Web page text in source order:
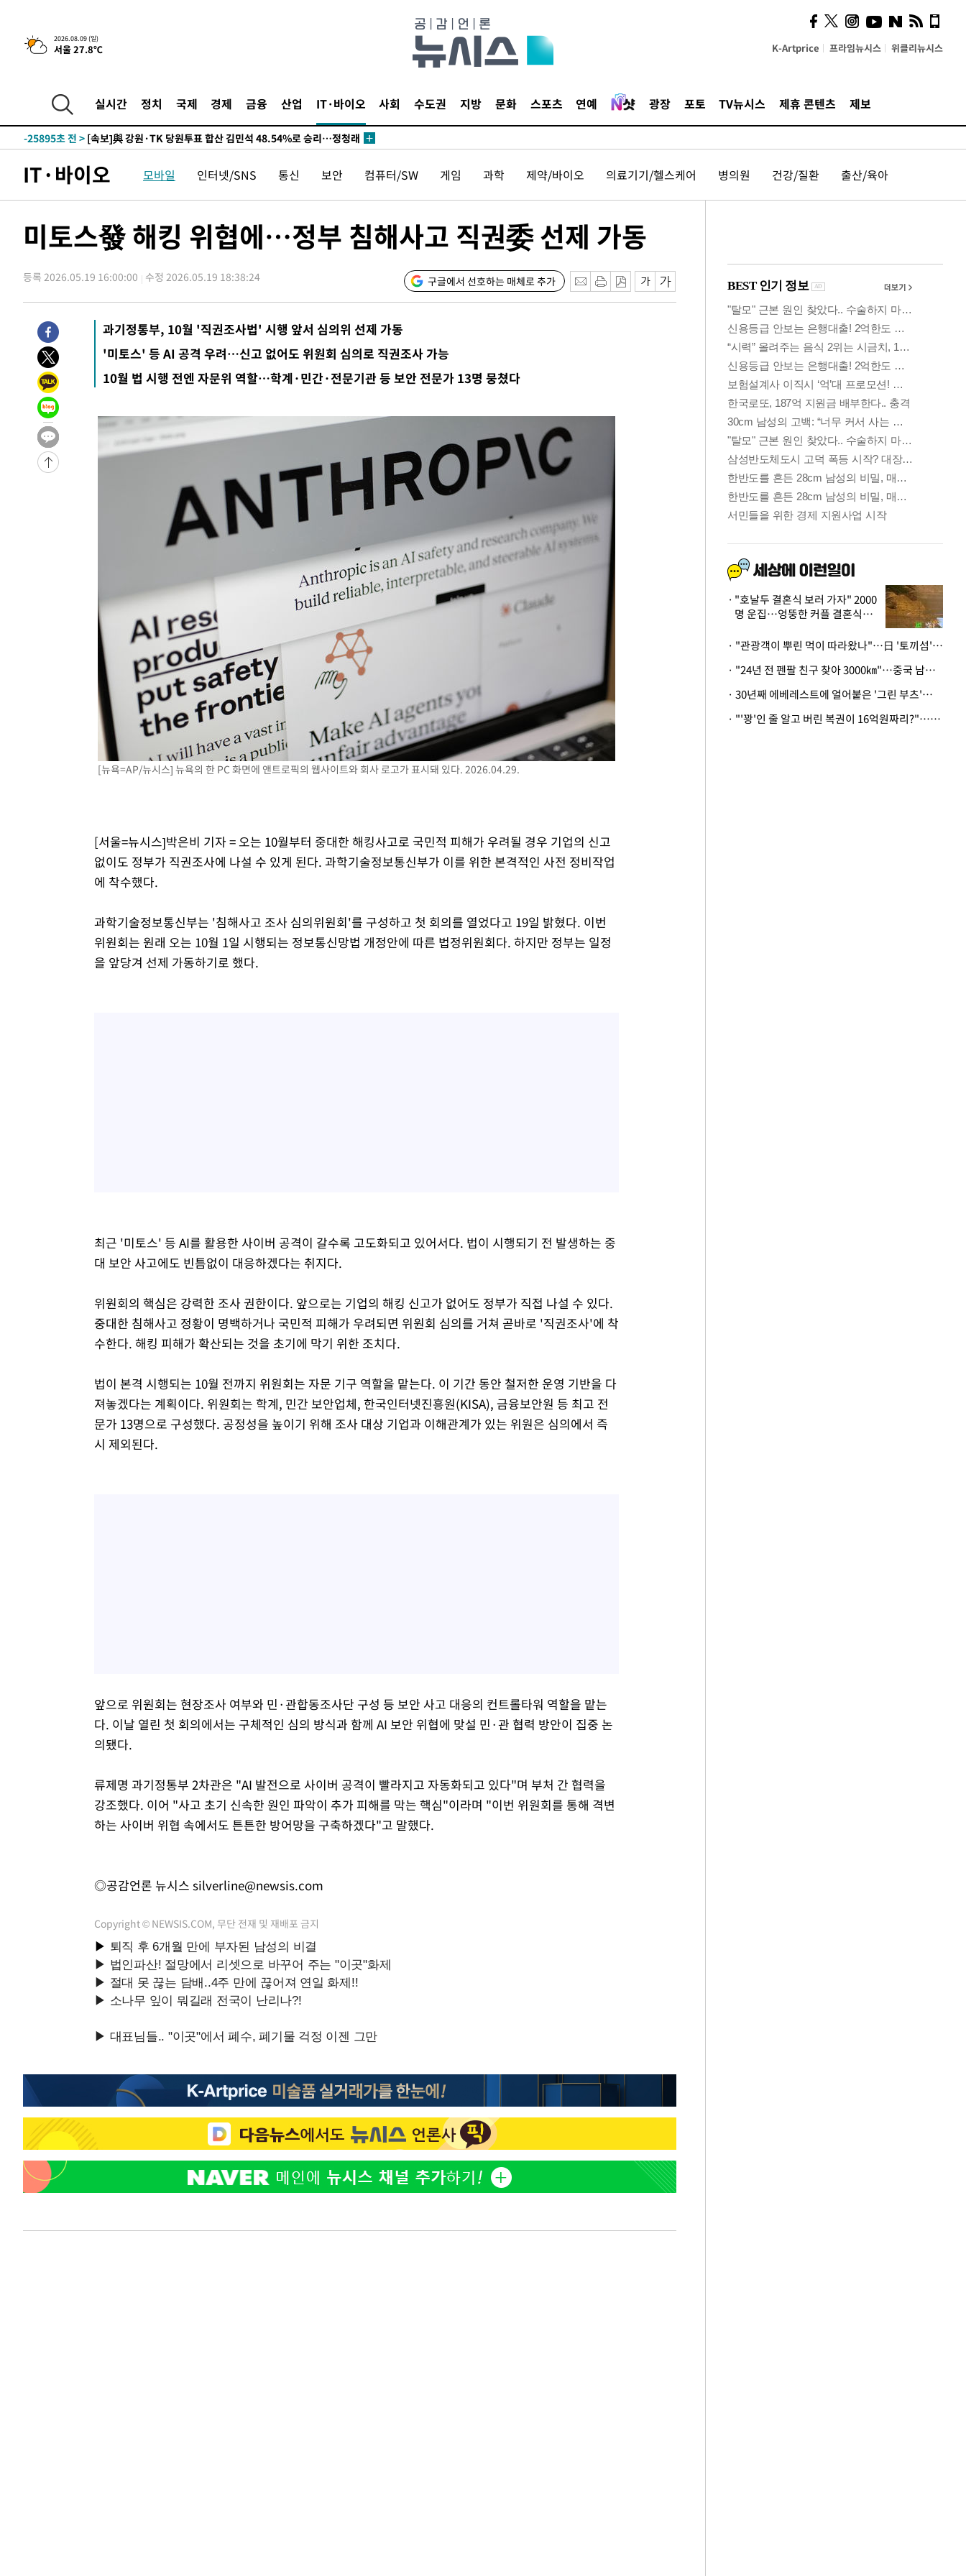
2026.08.09 (일)
서울 27.8℃ K-Artprice 프라임뉴시스 위클리뉴시스
실시간 정치 국제 경제 금융 산업 IT·바이오 사회 수도권 지방 문화 스포츠 연예 광장 포토 TV뉴시스 제휴 콘텐츠 제보
4시간 전 >[속보]美중부 사령관, 이스라엘 긴급방문 다중화된 전선 상황 논의
-29919초 전 >
태풍 돌핀, 중 저장성 타이저우시 해안에 상륙 (1보)
-27265초 전 >
-25895초 전 > [속보]與 강원·TK 당원투표 합산 김민석 48.54%로 승리…정청래
44.53%
-25069초 전 > [속보]與전대 권리당원투표…강원·경북 김민석, 대구 정청래 승리
-24876초 전 >[속보]與 당대표 경선, 경북 권리당원 투표 김민석 47.37%·정청래
46.35%
-24575초 전 >[속보]與 당대표 경선, 강원 권리당원 투표 김민석 승리…50.30%
-15135초 전 >[속보]장은수, KLPGA 제주삼다수 역전 우승…데뷔 10년 차에 첫
-10500초 전 >"얼마나 더웠으면"…안동 물길공원서 헤엄친 구렁이 '소동'
-10427초 전 >
손흥민, 68분 뛰고 2경기 침묵…LAFC, 톨루카에 1-0 승리(종합)
-9699초 전 >
'2경기 연속 침묵' 손흥민, 톨루카전 68분만 뛰고 슈팅 0개
-8451초 전 >
이강인, 오늘 서울서 AT마드리드 입단식…'전례 없는 특급대우'
1시간 전 >
'여긴 20도, 저긴 50도'…열화상 카메라로 본 폭염 저감시설 '온도차'
1시간 전 >
3시간 전 >
튀르키예 외무장관, "메카 3국 방위협정은 이란이 목표 아냐 " 밝혀
3시간 전 >
이군이 불법 군시설 건설한 레바논 남부에서 레바논군 3명 폭발로 부상
4시간 전 >
[속보]美중부 사령관, 이스라엘 긴급방문 다중화된 전선 상황 논의
이강인 ATM 입단식에 '상암벌 들썩'…"세계적인 선수 되길"
태풍 돌핀, 중 저장성 타이저우시 해안에 상륙 (1보)
AT마드리드 데뷔 앞둔 이강인, 맨시티전 선발 대신 '벤치 시작'
[속보]與 강원·TK 당원투표 합산 김민석 48.54%로 승리…정청래
與 강원·TK 당원투표 합산 김민석 46.01%로 승리…정청래
[속보]與전대 권리당원투표…강원·경북 김민석, 대구 정청래 승리
[속보]與 당대표 경선, 경북 권리당원 투표 김민석 47.37%·정청래
[속보]與 당대표 경선, 대구 권리당원 투표 정청래 47.82%·김민석
[속보]與 당대표 경선, 강원 권리당원 투표 김민석 승리…50.30%
"일본축구협회, 대한축구협회 성 접대 의혹 심판 조사"
[속보]장은수, KLPGA 제주삼다수 역전 우승…데뷔 10년 차에 첫
"얼마나 더웠으면"…안동 물길공원서 헤엄친 구렁이 '소동'
손흥민, 68분 뛰고 2경기 침묵…LAFC, 톨루카에 1-0 승리(종합)
'2경기 연속 침묵' 손흥민, 톨루카전 68분만 뛰고 슈팅 0개
이강인, 오늘 서울서 AT마드리드 입단식…'전례 없는 특급대우'
이군이 불법 군시설 건설한 레바논 남부에서 레바논군 3명 폭발로 부상
[속보]美중부 사령관, 이스라엘 긴급방문 다중화된 전선 상황 논의
IT·바이오 모바일 인터넷/SNS 통신 보안 컴퓨터/SW 게임 과학 제약/바이오 의료기기/헬스케어 병의원 건강/질환 출산/육아
미토스發 해킹 위협에…정부 침해사고 직권委 선제 가동
등록 2026.05.19 16:00:00 수정 2026.05.19 18:38:24 구글에서 선호하는 매체로 추가
과기정통부, 10월 '직권조사법' 시행 앞서 심의위 선제 가동
'미토스' 등 AI 공격 우려…신고 없어도 위원회 심의로 직권조사 가능
10월 법 시행 전엔 자문위 역할…학계·민간·전문기관 등 보안 전문가 13명 뭉쳤다
[뉴욕=AP/뉴시스] 뉴욕의 한 PC 화면에 앤트로픽의 웹사이트와 회사 로고가 표시돼 있다. 2026.04.29.
[서울=뉴시스]박은비 기자 = 오는 10월부터 중대한 해킹사고로 국민적 피해가 우려될 경우 기업의 신고
없이도 정부가 직권조사에 나설 수 있게 된다. 과학기술정보통신부가 이를 위한 본격적인 사전 정비작업
에 착수했다.
과학기술정보통신부는 '침해사고 조사 심의위원회'를 구성하고 첫 회의를 열었다고 19일 밝혔다. 이번
위원회는 원래 오는 10월 1일 시행되는 정보통신망법 개정안에 따른 법정위원회다. 하지만 정부는 일정
을 앞당겨 선제 가동하기로 했다.
최근 '미토스' 등 AI를 활용한 사이버 공격이 갈수록 고도화되고 있어서다. 법이 시행되기 전 발생하는 중
대 보안 사고에도 빈틈없이 대응하겠다는 취지다.
위원회의 핵심은 강력한 조사 권한이다. 앞으로는 기업의 해킹 신고가 없어도 정부가 직접 나설 수 있다.
중대한 침해사고 정황이 명백하거나 국민적 피해가 우려되면 위원회 심의를 거쳐 곧바로 '직권조사'에 착
수한다. 해킹 피해가 확산되는 것을 초기에 막기 위한 조치다.
법이 본격 시행되는 10월 전까지 위원회는 자문 기구 역할을 맡는다. 이 기간 동안 철저한 운영 기반을 다
져놓겠다는 계획이다. 위원회는 학계, 민간 보안업체, 한국인터넷진흥원(KISA), 금융보안원 등 최고 전
문가 13명으로 구성했다. 공정성을 높이기 위해 조사 대상 기업과 이해관계가 있는 위원은 심의에서 즉
시 제외된다.
앞으로 위원회는 현장조사 여부와 민·관합동조사단 구성 등 보안 사고 대응의 컨트롤타워 역할을 맡는
다. 이날 열린 첫 회의에서는 구체적인 심의 방식과 함께 AI 보안 위협에 맞설 민·관 협력 방안이 집중 논
의됐다.
류제명 과기정통부 2차관은 "AI 발전으로 사이버 공격이 빨라지고 자동화되고 있다"며 부처 간 협력을
강조했다. 이어 "사고 초기 신속한 원인 파악이 추가 피해를 막는 핵심"이라며 "이번 위원회를 통해 격변
하는 사이버 위협 속에서도 튼튼한 방어망을 구축하겠다"고 말했다.
◎공감언론 뉴시스 silverline@newsis.com
Copyright © NEWSIS.COM, 무단 전재 및 재배포 금지
사이 해답 찾았죠"…알을
깨고 나온 '초자아'
"호날두 결혼식 보러 가자" 2000
명 운집…엉뚱한 커플 결혼식에
· "관광객이 뿌린 먹이 따라왔나"…日 '토끼섬' 멧돼지, 토끼까지 사냥
· "24년 전 펜팔 친구 찾아 3000㎞"…중국 남성 사연에 '뭉클'
· 30년째 에베레스트에 얼어붙은 '그린 부츠'…드디어 가족 품으로
· "'꽝'인 줄 알고 버린 복권이 16억원짜리?"…극적으로 되찾은 사연